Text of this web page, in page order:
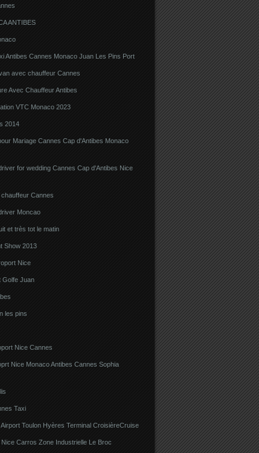
ANTIBES
Antibes Cannes Monaco Juan Les Pins Port
avec chauffeur Cannes
Avec Chauffeur Antibes
VTC Monaco 2023
2014
Mariage Cannes Cap d'Antibes Monaco
for wedding Cannes Cap d'Antibes Nice
Cannes
Moncao
et très tot le matin
Show 2013
Nice
Golfe Juan
les pins
Nice Cannes
Nice Monaco Antibes Cannes Sophia
Taxi
Toulon Hyères Terminal CroisièreCruise
Nice Carros Zone Industrielle Le Broc